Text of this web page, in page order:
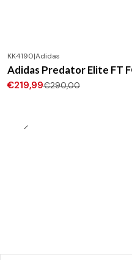
-24%DESCONTO
Novo
KK4190|Adidas
Adidas Predator Elite FT
€219,99€290,00